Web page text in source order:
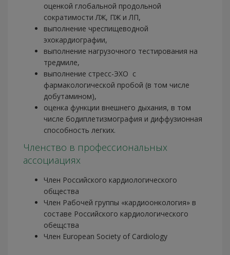
оценкой глобальной продольной
сократимости ЛЖ, ПЖ и ЛП,
выполнение чреспищеводной
эхокардиографии,
выполнение нагрузочного тестирования на
тредмиле,
выполнение стресс-ЭХО с
фармакологической пробой (в том числе
добутамином),
оценка функции внешнего дыхания, в том
числе бодиплетизмография и диффузионная
способность легких.
Членство в профессиональных
ассоциациях
Член Российского кардиологического
общества
Член Рабочей группы «кардиоонкология» в
составе Российского кардиологического
обещства
Член European Society of Cardiology